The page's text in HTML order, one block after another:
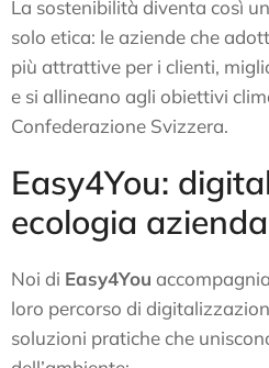
La sostenibilità diventa così
solo etica: le aziende che
più attrattive per i clienti,
e si allineano agli obiettivi
Confederazione Svizzera.
Easy4You:
ecologia
Noi di Easy4You
loro percorso di
soluzioni pratiche che